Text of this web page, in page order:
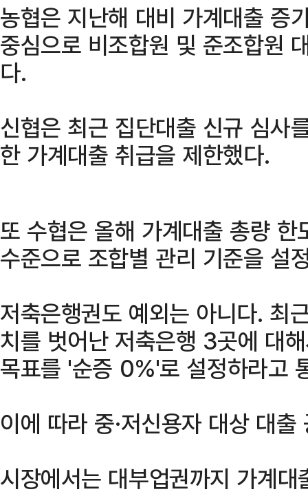
농협은 지난해 대비 가계대출 증
중심으로 비조합원 및 준조합원
다.
신협은 최근 집단대출 신규 심사
한 가계대출 취급을 제한했다.
또 수협은 올해 가계대출 총량
수준으로 조합별 관리 기준을 설
저축은행권도 예외는 아니다. 최
치를 벗어난 저축은행 3곳에 대
목표를 '순증 0%'로 설정하라고
이에 따라 중·저신용자 대상 대
시장에서는 대부업권까지 가계